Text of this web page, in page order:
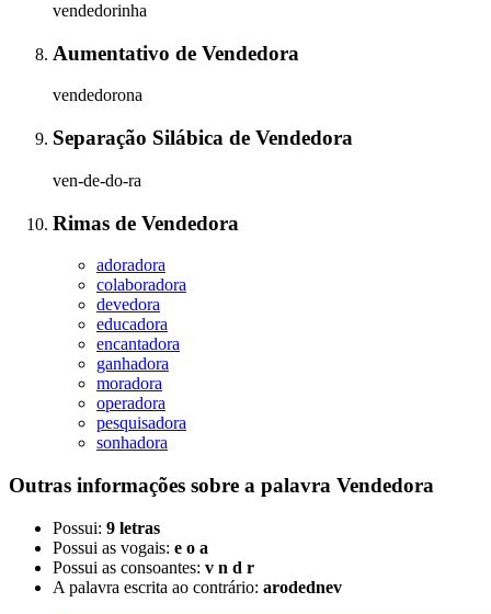
vendedorinha
Aumentativo de Vendedora
vendedorona
Separação Silábica de Vendedora
ven-de-do-ra
Rimas de Vendedora
adoradora
colaboradora
devedora
educadora
encantadora
ganhadora
moradora
operadora
pesquisadora
sonhadora
Outras informações sobre a palavra Vendedora
Possui: 9 letras
Possui as vogais: e o a
Possui as consoantes: v n d r
A palavra escrita ao contrário: arodednev